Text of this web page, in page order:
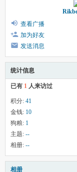
查看广播
加为好友
发送消息
统计信息
已有 1 人来访过
积分: 41
金钱: 10
狗粮: 1
主题: --
相册: --
相册